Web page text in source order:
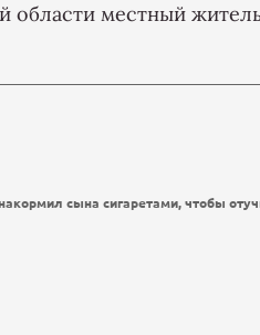
области местный
сына сигаретами, чтобы